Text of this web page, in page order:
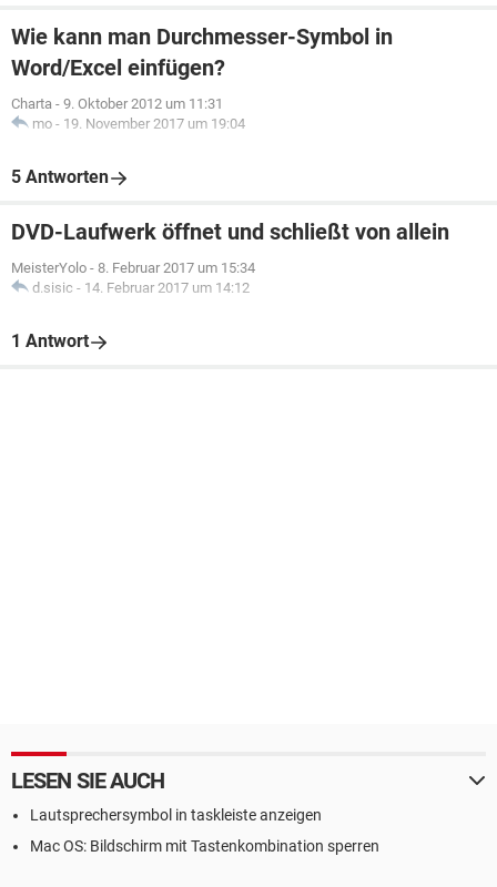
Wie kann man Durchmesser-Symbol in
Word/Excel einfügen?
Charta - 9. Oktober 2012 um 11:31
mo - 19. November 2017 um 19:04
5 Antworten
DVD-Laufwerk öffnet und schließt von allein
MeisterYolo - 8. Februar 2017 um 15:34
d.sisic - 14. Februar 2017 um 14:12
1 Antwort
LESEN SIE AUCH
Lautsprechersymbol in taskleiste anzeigen
Mac OS: Bildschirm mit Tastenkombination sperren